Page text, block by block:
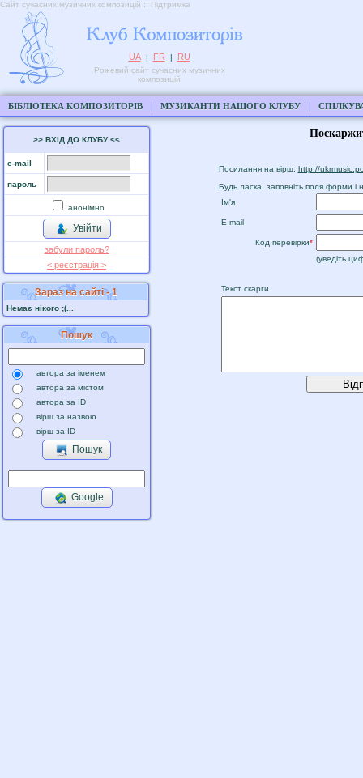
Сайт сучасних музичних композицій :: Підтримка
UA | FR | RU
Рожевий сайт сучасних музичних
композицій
БІБЛІОТЕКА КОМПОЗИТОРІВ МУЗИКАНТИ НАШОГО КЛУБУ
>> ВХІД ДО КЛУБУ <<
e-mail
пароль
анонімно
Увійти
забули пароль?
< реєстрaція >
Зараз на сайті - 1
Немає нікого ;(...
Пошук
автора за іменем
автора за містом
автора за ID
вірш за назвою
вірш за ID
Пошук
Google
Посилання на вірш: http://
Будь ласка, заповніть поля форми і
Ім'я
E-mail
Код перевірки*
(уведіть
Текст скарги